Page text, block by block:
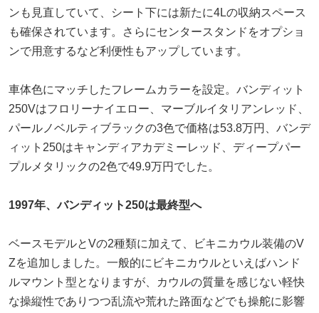
ンも見直していて、シート下には新たに4Lの収納スペース
も確保されています。さらにセンタースタンドをオプショ
ンで用意するなど利便性もアップしています。
車体色にマッチしたフレームカラーを設定。バンディット
250Vはフロリーナイエロー、マーブルイタリアンレッド、
パールノベルティブラックの3色で価格は53.8万円、バンデ
ィット250はキャンディアカデミーレッド、ディープパー
プルメタリックの2色で49.9万円でした。
1997年、バンディット250は最終型へ
ベースモデルとVの2種類に加えて、ビキニカウル装備のV
Zを追加しました。一般的にビキニカウルといえばハンド
ルマウント型となりますが、カウルの質量を感じない軽快
な操縦性でありつつ乱流や荒れた路面などでも操舵に影響